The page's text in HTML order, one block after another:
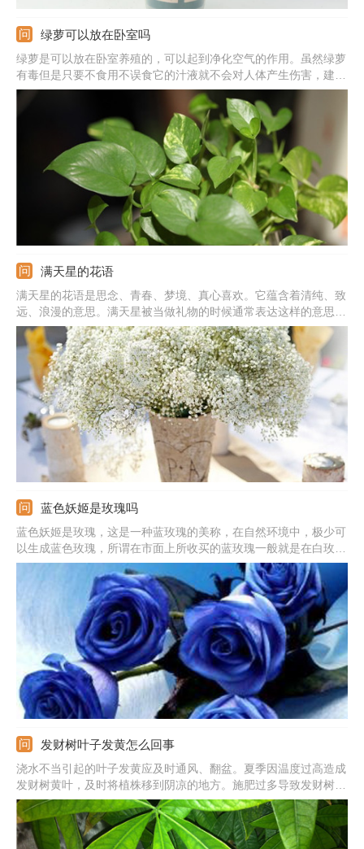
绿萝可以放在卧室吗
绿萝是可以放在卧室养殖的，可以起到净化空气的作用。虽然绿萝
有毒但是只要不食用不误食它的汁液就不会对人体产生伤害，建议
晚上不要放在卧室养殖，因为呼吸作用会生成二氧化碳。
满天星的花语
满天星的花语是思念、青春、梦境、真心喜欢。它蕴含着清纯、致
远、浪漫的意思。满天星被当做礼物的时候通常表达这样的意思：
我在思念你，你是清纯的，我是真心喜欢你的，拥有你我很喜悦。
蓝色妖姬是玫瑰吗
蓝色妖姬是玫瑰，这是一种蓝玫瑰的美称，在自然环境中，极少可
以生成蓝色玫瑰，所谓在市面上所收买的蓝玫瑰一般就是在白玫瑰
成长初期，还未长成成熟花朵品种的时候，人工加上不易掉色的蓝
色染色剂染制而成。
发财树叶子发黄怎么回事
浇水不当引起的叶子发黄应及时通风、翻盆。夏季因温度过高造成
发财树黄叶，及时将植株移到阴凉的地方。施肥过多导致发财树根
部腐烂，将植株脱盆，清理腐烂的部分，换上新土，重新栽种。